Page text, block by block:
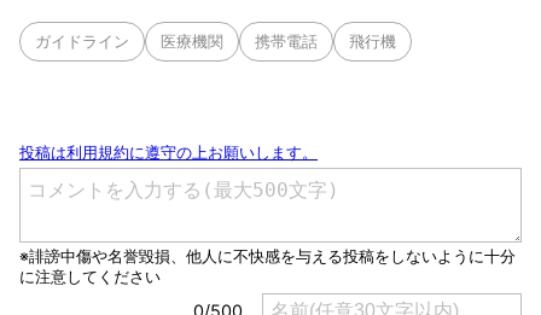
ガイドライン 医療機関 携帯電話 飛行機